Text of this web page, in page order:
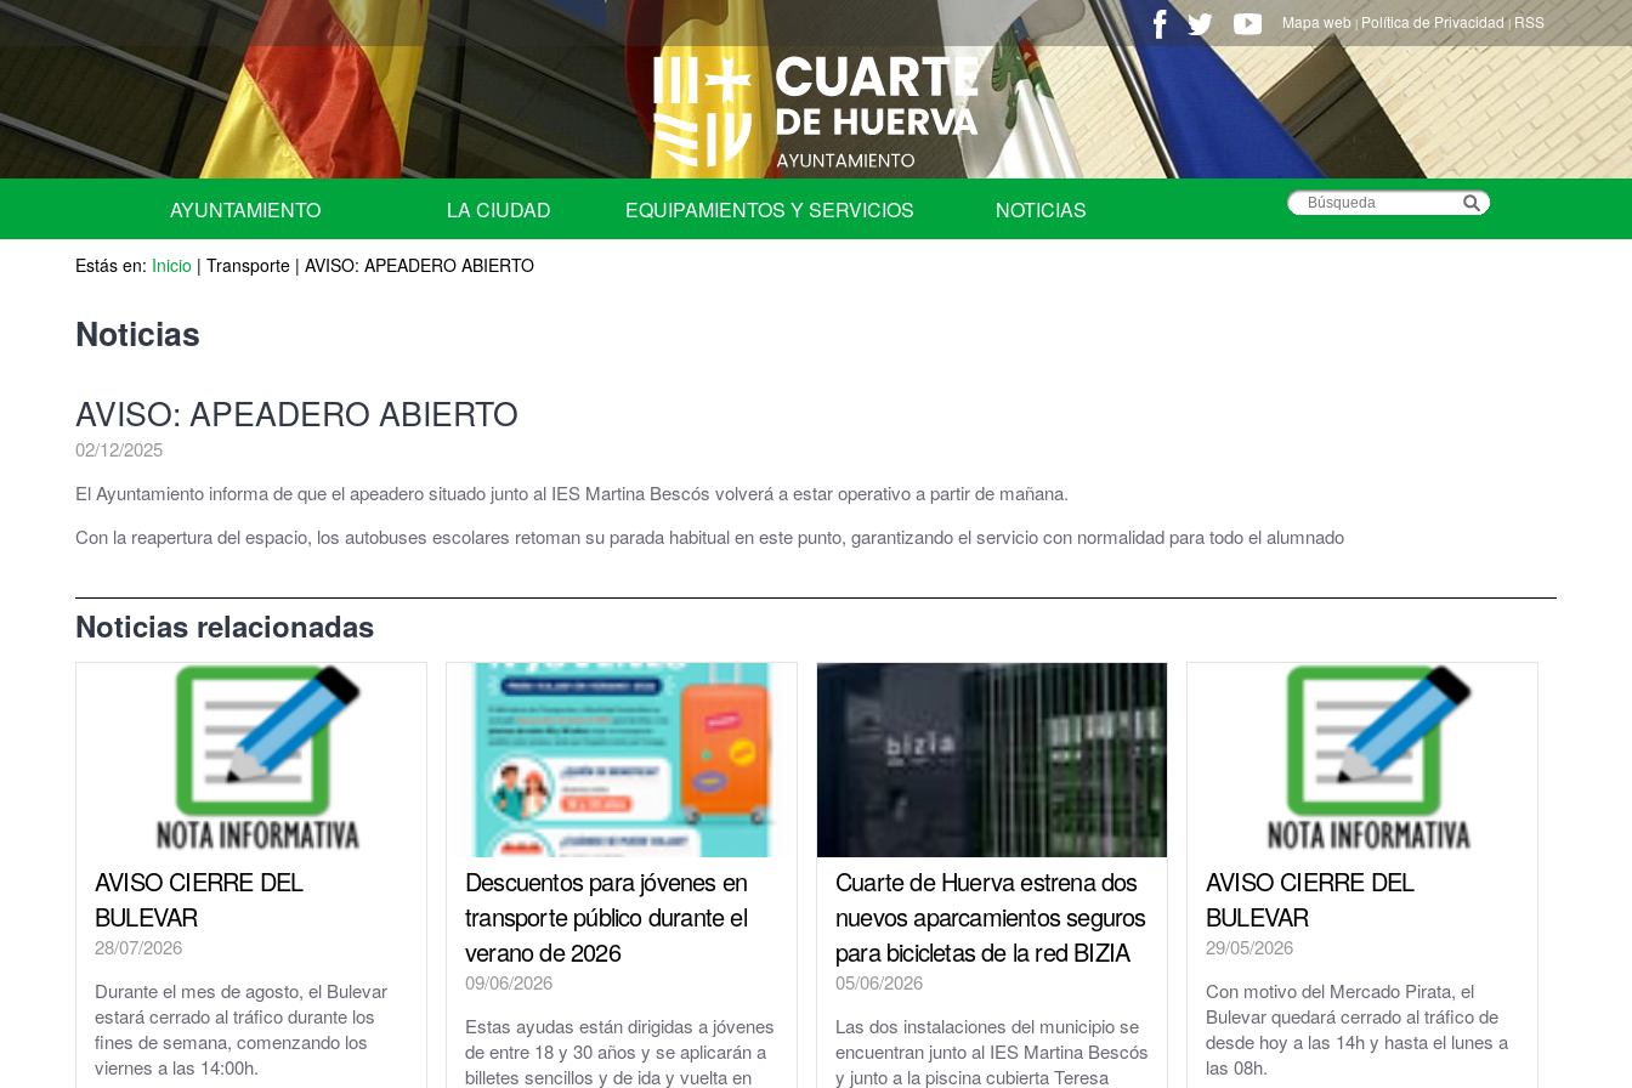
Mapa web | Política de Privacidad| RSS
AYUNTAMIENTO
URGENTE - NOTICIAS de ULTIMA HORA -
Equipo de Gobierno
Miembros de la Junta de Gobierno Local
Comisiones Informativas | Comisión Asesora | Comisión de Cuentas
Nombramiento de representantes de la corporación en órganos colegiados.
Plenos Municipales
PMUS - Plan de Movilidad Urbana Sostenible
Urbanismo
Tablón de anuncios: Ofertas de trabajo y otros.
Linea Verde - Ayuntamiento de Cuarte de Huerva
Trámites y Servicios
Atención al Ciudadano
Ayuntamiento Online
112 ARAGÓN - ALERTAS
LA CIUDAD
Situación geográfica
Fiestas Patronales
Agenda
EQUIPAMIENTOS Y SERVICIOS
Centro de Convivencia para Mayores
Cementerio Municipal
Club CdH
Cultura
Deportes
Depuradora, Potabilizadora y Depósitos de Agua
Directorio de empresas
ACHE, Asociación Corredor del Huerva Empresarial
Iglesia de Santa Cruz
Juzgados
NOTICIAS
Estás en: Inicio | Transporte | AVISO: APEADERO ABIERTO
Noticias
AVISO: APEADERO ABIERTO
02/12/2025
El Ayuntamiento informa de que el apeadero situado junto al IES Martina Bescós volverá a estar operativo a partir de mañana.
Con la reapertura del espacio, los autobuses escolares retoman su parada habitual en este punto, garantizando el servicio con normalidad para todo el alumnado
Noticias relacionadas
AVISO CIERRE DEL
BULEVAR
28/07/2026
Durante el mes de agosto, el Bulevar
estará cerrado al tráfico durante los
fines de semana, comenzando los
viernes a las 14:00h.
Descuentos para jóvenes en
transporte público durante el
verano de 2026
09/06/2026
Estas ayudas están dirigidas a jóvenes
de entre 18 y 30 años y se aplicarán a
billetes sencillos y de ida y vuelta en
Cuarte de Huerva estrena dos
nuevos aparcamientos seguros
para bicicletas de la red BIZIA
05/06/2026
Las dos instalaciones del municipio se
encuentran junto al IES Martina Bescós
y junto a la piscina cubierta Teresa
AVISO CIERRE DEL
BULEVAR
29/05/2026
Con motivo del Mercado Pirata, el
Bulevar quedará cerrado al tráfico de
desde hoy a las 14h y hasta el lunes a
las 08h.